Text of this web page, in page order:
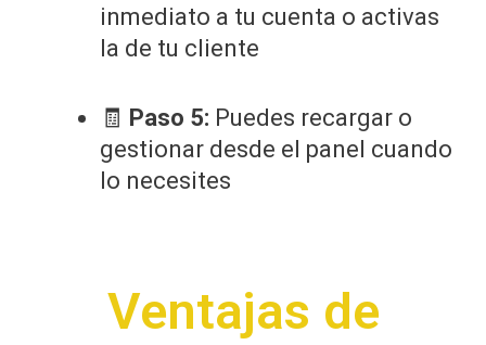
inmediato a tu cuenta o activas
la de tu cliente
🧾 Paso 5: Puedes recargar o
gestionar desde el panel cuando
lo necesites
Ventajas de